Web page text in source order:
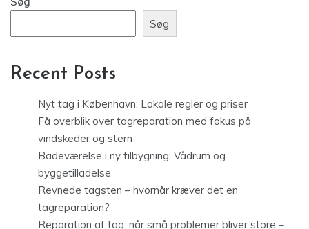
Søg
Recent Posts
Nyt tag i København: Lokale regler og priser
Få overblik over tagreparation med fokus på
vindskeder og stern
Badeværelse i ny tilbygning: Vådrum og
byggetilladelse
Revnede tagsten – hvornår kræver det en
tagreparation?
Reparation af tag: når små problemer bliver store –